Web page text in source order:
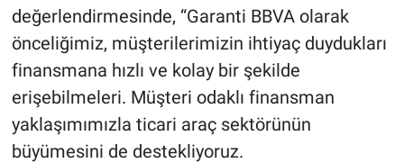
değerlendirmesinde, “Garanti BBVA olarak
önceliğimiz, müşterilerimizin ihtiyaç duydukları
finansmana hızlı ve kolay bir şekilde
erişebilmeleri. Müşteri odaklı finansman
yaklaşımımızla ticari araç sektörünün
büyümesini de destekliyoruz.